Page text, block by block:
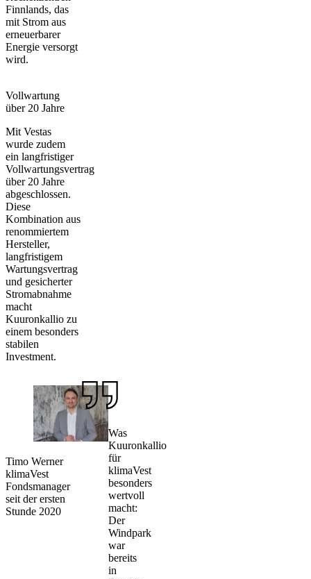
Finnlands, das
mit Strom aus
erneuerbarer
Energie versorgt
wird.
Vollwartung
über 20 Jahre
Mit Vestas
wurde zudem
ein langfristiger
Vollwartungsvertrag
über 20 Jahre
abgeschlossen.
Diese
Kombination aus
renommiertem
Hersteller,
langfristigem
Wartungsvertrag
und gesicherter
Stromabnahme
macht
Kuuronkallio zu
einem besonders
stabilen
Investment.
Timo Werner
klimaVest
Fondsmanager
seit der ersten
Stunde 2020
Was
Kuuronkallio
für
klimaVest
besonders
wertvoll
macht:
Der
Windpark
war
bereits
in